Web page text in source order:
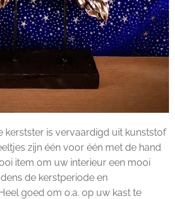
kerstster is vervaardigd uit kunststof
zijn één voor één met de hand
item om uw interieur een mooi
de kerstperiode en
goed om o.a. op uw kast te